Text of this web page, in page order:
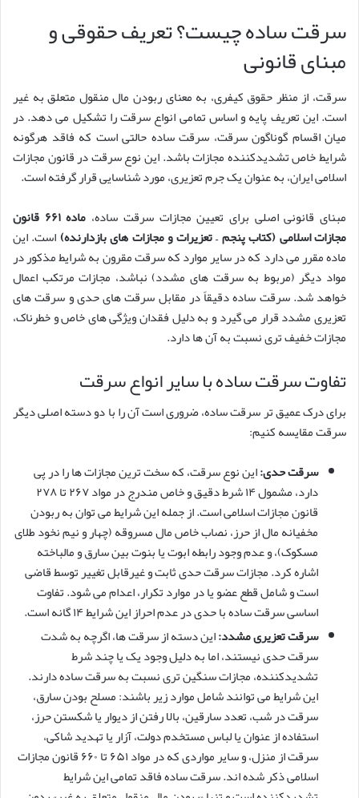
سرقت ساده چیست؟ تعریف حقوقی و
مبنای قانونی
سرقت، از منظر حقوق کیفری، به معنای ربودن مال منقول متعلق به غیر
است. این تعریف پایه و اساس تمامی انواع سرقت را تشکیل می دهد. در
میان اقسام گوناگون سرقت، سرقت ساده حالتی است که فاقد هرگونه
شرایط خاص تشدیدکننده مجازات باشد. این نوع سرقت در قانون مجازات
اسلامی ایران، به عنوان یک جرم تعزیری، مورد شناسایی قرار گرفته است.
مبنای قانونی اصلی برای تعیین مجازات سرقت ساده،
ماده ۶۶۱ قانون
مجازات اسلامی (کتاب پنجم – تعزیرات و مجازات های بازدارنده)است. این
ماده مقرر می دارد که در سایر موارد که سرقت مقرون به شرایط مذکور در
مواد دیگر (مربوط به سرقت های مشدد) نباشد، مجازات مرتکب اعمال
خواهد شد. سرقت ساده دقیقاً در مقابل سرقت های حدی و سرقت های
تعزیری مشدد قرار می گیرد و به دلیل فقدان ویژگی های خاص و خطرناک،
مجازات خفیف تری نسبت به آن ها دارد.
تفاوت سرقت ساده با سایر انواع سرقت
برای درک عمیق تر سرقت ساده، ضروری است آن را با دو دسته اصلی دیگر
سرقت مقایسه کنیم:
سرقت حدی:این نوع سرقت، که سخت ترین مجازات ها را در پی
دارد، مشمول ۱۴ شرط دقیق و خاص مندرج در مواد ۲۶۷ تا ۲۷۸
قانون مجازات اسلامی است. از جمله این شرایط می توان به ربودن
مخفیانه مال از حرز، نصاب خاص مال مسروقه (چهار و نیم نخود طلای
مسکوک)، و عدم وجود رابطه ابوت یا بنوت بین سارق و مالباخته
اشاره کرد. مجازات سرقت حدی ثابت و غیرقابل تغییر توسط قاضی
است و شامل قطع عضو یا در موارد تکرار، اعدام می شود. تفاوت
اساسی سرقت ساده با حدی در عدم احراز این شرایط ۱۴ گانه است.
سرقت تعزیری مشدد:این دسته از سرقت ها، اگرچه به شدت
سرقت حدی نیستند، اما به دلیل وجود یک یا چند شرط
تشدیدکننده، مجازات سنگین تری نسبت به سرقت ساده دارند.
این شرایط می توانند شامل موارد زیر باشند: مسلح بودن سارق،
سرقت در شب، تعدد سارقین، بالا رفتن از دیوار یا شکستن حرز،
استفاده از عنوان یا لباس مستخدم دولت، آزار یا تهدید شاکی،
سرقت از منزل، و سایر مواردی که در مواد ۶۵۱ تا ۶۶۰ قانون مجازات
اسلامی ذکر شده اند. سرقت ساده فاقد تمامی این شرایط